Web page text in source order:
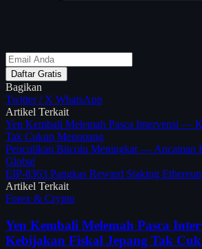
Daftar Gratis
Bagikan
Twitter / X WhatsApp
Artikel Terkait
Yen Kembali Melemah Pasca Intervensi —
Tak Cukup Menopang
Penculikan Bitcoin Meningkat — Ancaman
Global
EIP-8363 Pangkas Reward Staking
Artikel Terkait
Forex & Crypto
Yen Kembali Melemah Pasca
Kebijakan Fiskal Jepang Tak